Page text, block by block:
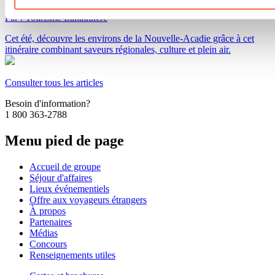
Par : Tourisme Lanaudière
Cet été, découvre les environs de la Nouvelle-Acadie grâce à cet
itinéraire combinant saveurs régionales, culture et plein air.
Consulter tous les articles
Besoin d'information?
1 800 363-2788
Menu pied de page
Accueil de groupe
Séjour d'affaires
Lieux événementiels
Offre aux voyageurs étrangers
À propos
Partenaires
Médias
Concours
Renseignements utiles